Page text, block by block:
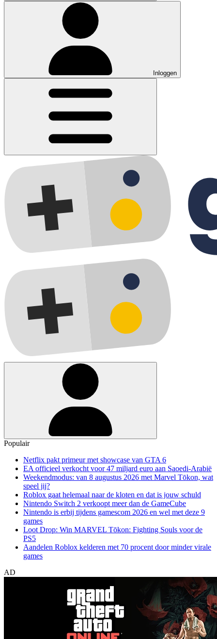
Inloggen
Populair
Netflix pakt primeur met showcase van GTA 6
EA officieel verkocht voor 47 miljard euro aan Saoedi-Arabië
Weekendmodus: van 8 augustus 2026 met Marvel Tōkon, wat
speel jij?
Roblox gaat helemaal naar de kloten en dat is jouw schuld
Nintendo Switch 2 verkoopt meer dan de GameCube
Nintendo is erbij tijdens gamescom 2026 en wel met deze 9
games
Loot Drop: Win MARVEL Tōkon: Fighting Souls voor de
PS5
Aandelen Roblox kelderen met 70 procent door minder virale
games
AD